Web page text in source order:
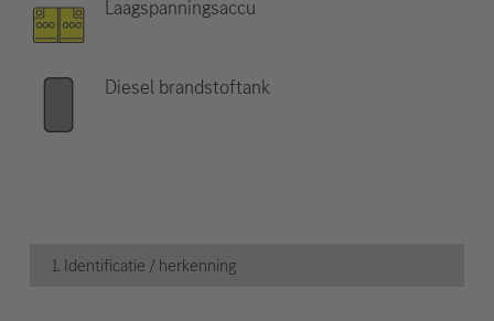
Laagspanningsaccu
Diesel brandstoftank
1. Identificatie / herkenning